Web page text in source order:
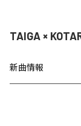
TAIGA ×
新曲情報